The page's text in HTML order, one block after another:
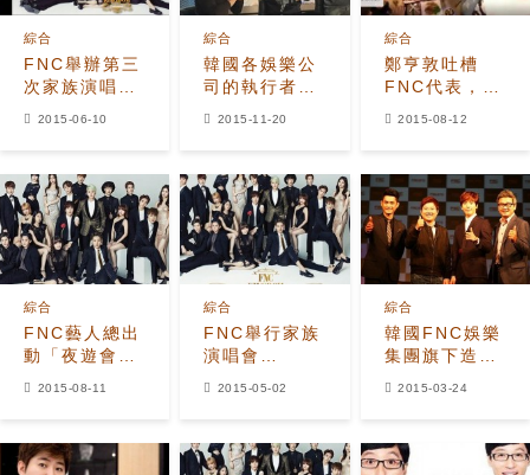
FNC舉辦第三
次家族演唱
AOA同台！
綜合
2015-06-10
韓國各娛樂公
司的執行者介
綜合
2015-11-20
鄭亨敦吐槽
FNC代表，
綜合
2015-08-12
FNC藝人總出
動「夜遊會」
綜合
2015-08-11
FNC舉行家族
演唱會
綜合
2015-05-02
韓國FNC娛樂
集團旗下造星
綜合
2015-03-24